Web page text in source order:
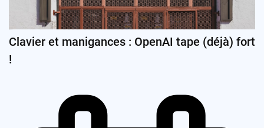
Clavier et manigances : OpenAI tape (déjà) fort
!